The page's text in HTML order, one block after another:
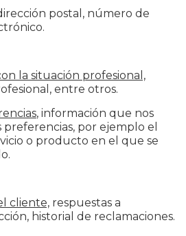
postal, número de
la situación profesional,
entre otros.
, información que nos
preferencias, por ejemplo el
o producto en el que se
cliente, respuestas a
historial de reclamaciones.